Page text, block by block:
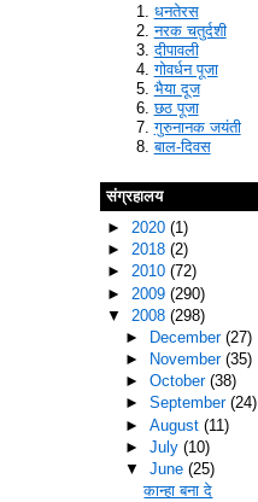
धनतेरस
नरक चतुर्दशी
दीपावली
गोवर्धन पूजा
भैया दूज
छठ पूजा
गुरुनानक जयंती
बाल-दिवस
संग्रहालय
► 2020 (1)
► 2018 (2)
► 2010 (72)
► 2009 (290)
▼ 2008 (298)
►
December (27)
►
November (35)
► October (38)
► September (24)
► August (11)
► July (10)
▼ June (25)
कान्हा बना दे